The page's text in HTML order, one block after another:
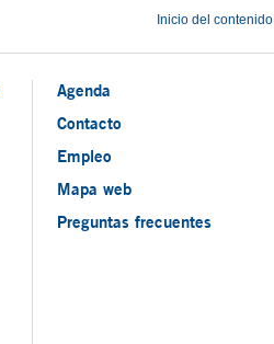
Inicio del contenido
Agenda
Contacto
Empleo
Mapa web
Preguntas frecuentes